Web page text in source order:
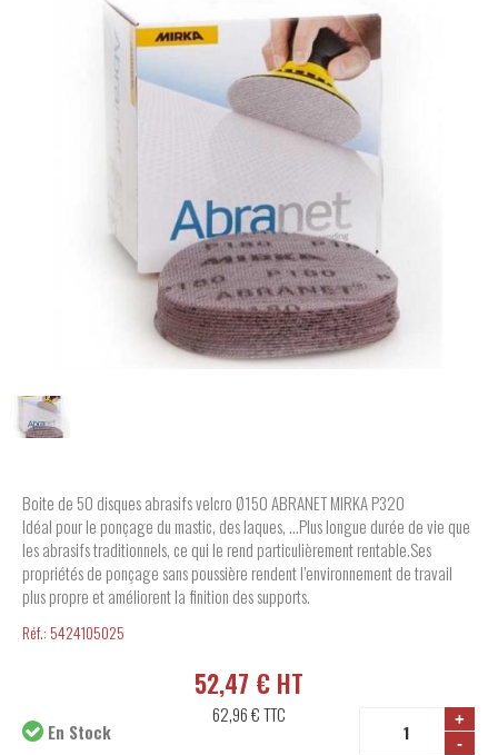
Boite de 50 disques abrasifs velcro Ø150 ABRANET MIRKA P320
Idéal pour le ponçage du mastic, des laques, ...Plus longue durée de vie que
les abrasifs traditionnels, ce qui le rend particulièrement rentable.Ses
propriétés de ponçage sans poussière rendent l’environnement de travail
plus propre et améliorent la finition des supports.
Réf.: 5424105025
52,47 € HT
62,96 €TTC
+
-
En Stock